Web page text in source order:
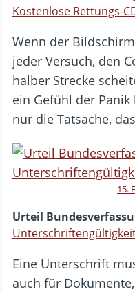
Kostenlose Rettungs-
Wenn der
jeder Versuch, den
halber Strecke
ein Gefühl der
nur die Tatsache,
15.
Urteil
Eine Unterschrift
auch für